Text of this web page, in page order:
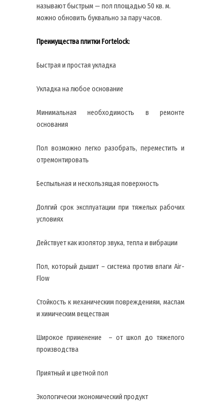
называют быстрым — пол площадью 50 кв. м.
можно обновить буквально за пару часов.
Преимущества плитки Fortelock:
Быстрая и простая укладка
Укладка на любое основание
Минимальная необходимость в ремонте
основания
Пол возможно легко разобрать, переместить и
отремонтировать
Беспыльная и нескользящая поверхность
Долгий срок эксплуатации при тяжелых рабочих
условиях
Действует как изолятор звука, тепла и вибрации
Пол, который дышит – система против влаги Air-
Flow
Стойкость к механическим повреждениям, маслам
и химическим веществам
Широкое применение – от школ до тяжелого
производства
Приятный и цветной пол
Экологически экономический продукт